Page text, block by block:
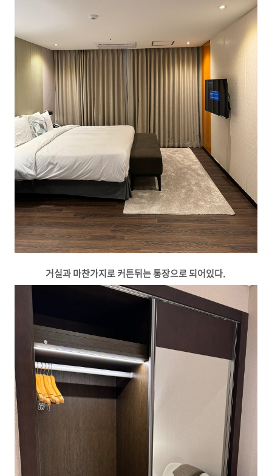
거실과 마찬가지로 커튼뒤는 통장으로 되어있다.